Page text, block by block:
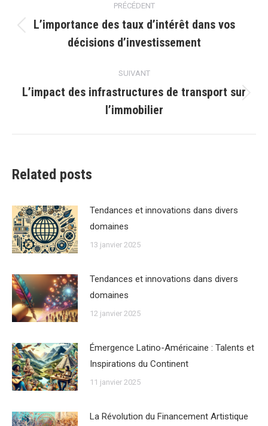
article
PRÉCÉDENT
précédent
L’importance des taux d’intérêt dans vos
décisions d’investissement
SUIVANT
suivant
:
Lʼimpact des infrastructures de transport sur
lʼimmobilier
Related posts
Tendances et innovations dans divers
domaines
13 janvier 2025
Tendances et innovations dans divers
domaines
12 janvier 2025
Émergence Latino-Américaine : Talents et
Inspirations du Continent
11 janvier 2025
La Révolution du Financement Artistique